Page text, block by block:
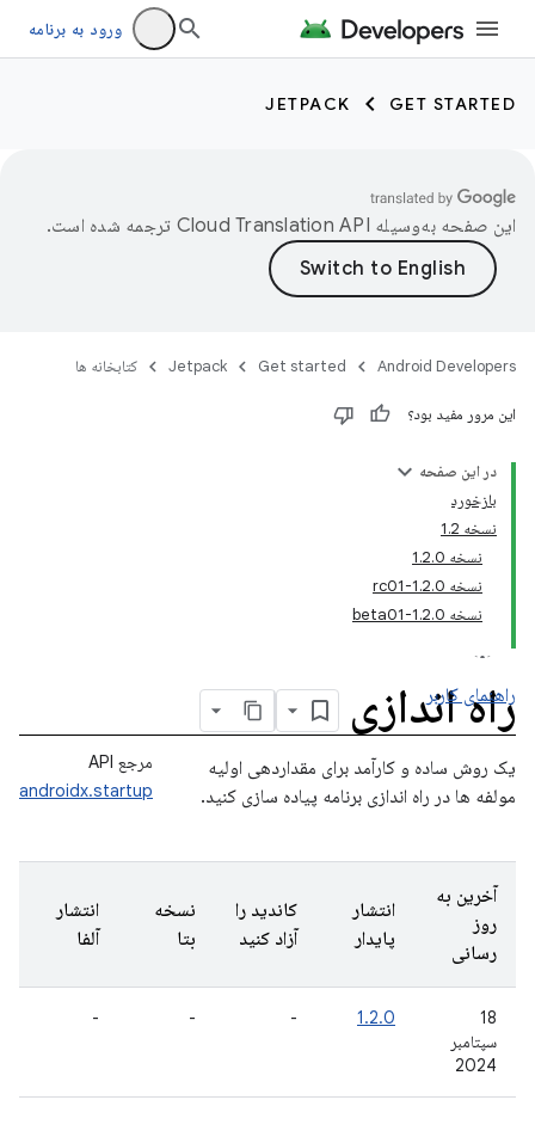
ورود به برنامه
GET STARTED
JETPACK
این صفحه به‌وسیله ترجمه شده است.
Android Developers
Get started
Jetpack کتابخانه ها
این مرور مفید بود؟
در این صفحه
بازخورد
نسخه 1.2
نسخه 1.2.0
نسخه 1.2.0-rc01
نسخه 1.2.0-beta01
راه اندازی
راهنمای کاربر
مرجع API
androidx.startup
یک روش ساده و کارآمد برای مقداردهی اولیه
مولفه ها در راه اندازی برنامه پیاده سازی کنید.
آخرین به
روز
رسانی
انتشار
پایدار
کاندید را
آزاد کنید
نسخه
بتا
انتشار
آلفا
18
سپتامبر
2024
1.2.0
-
-
-